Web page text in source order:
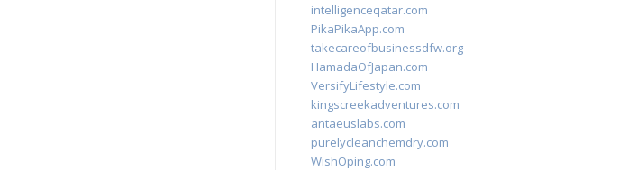
intelligenceqatar.com
PikaPikaApp.com
takecareofbusinessdfw.org
HamadaOfJapan.com
VersifyLifestyle.com
kingscreekadventures.com
antaeuslabs.com
purelycleanchemdry.com
WishOping.com